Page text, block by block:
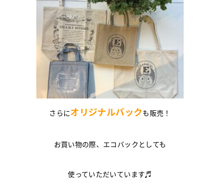
さらにオリジナルバックも販売！
お買い物の際、エコバックとしても
使っていただいています♬